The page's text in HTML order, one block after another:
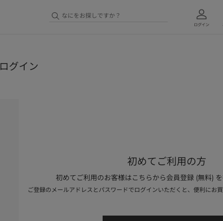
ログイン
初めてご利用の方
初めてご利用のお客様はこちらから会員登録 (無料) を
ご登録のメールアドレスとパスワードでログインいただくと、便利にお